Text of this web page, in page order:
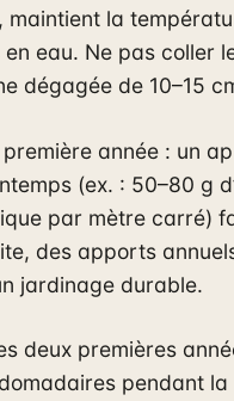
maintient la
eau. Ne pas coller
dégagée de 10–15
année : un
(ex. : 50–80 g
par mètre carré)
des apports
jardinage durable.
deux premières
pendant la